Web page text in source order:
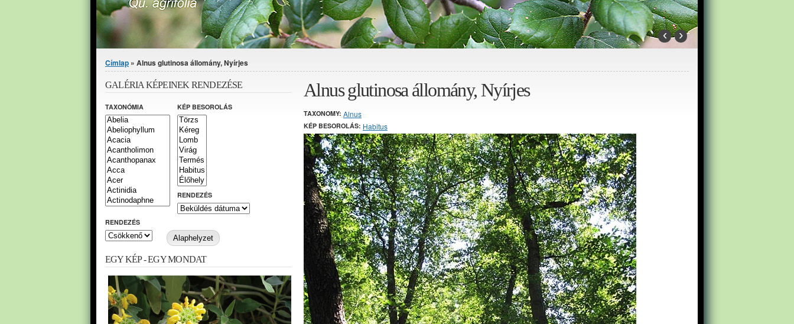
‹ ›
Jelenlegi hely
Címlap » Alnus glutinosa állomány, Nyírjes
Alnus glutinosa állomány, Nyírjes
TAXONOMY: Alnus
KÉP BESOROLÁS: Habitus
GALÉRIA KÉPEINEK RENDEZÉSE
TAXONÓMIA KÉP BESOROLÁS
RENDEZÉS
RENDEZÉS
EGY KÉP - EGY MONDAT